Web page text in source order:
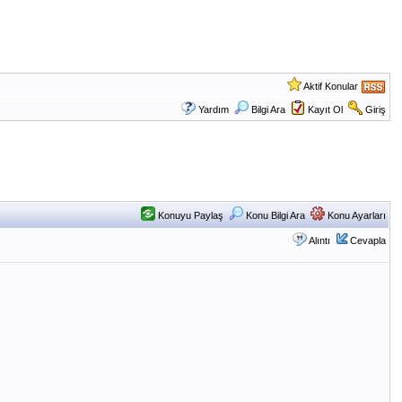
Aktif Konular
Yardım Bilgi Ara Kayıt Ol Giriş
Konuyu Paylaş Konu Bilgi Ara Konu Ayarları
Alıntı Cevapla